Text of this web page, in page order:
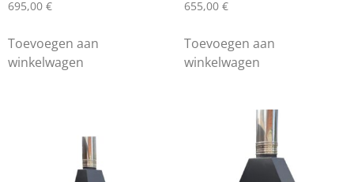
695,00 €
Toevoegen aan
winkelwagen
655,00 €
Toevoegen aan
winkelwagen